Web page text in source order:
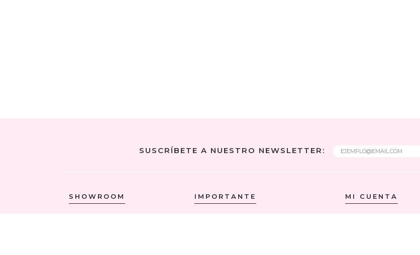
SUSCRÍBETE A NUESTRO NEWSLETTER:
SHOWROOM IMPORTANTE MI CUENTA